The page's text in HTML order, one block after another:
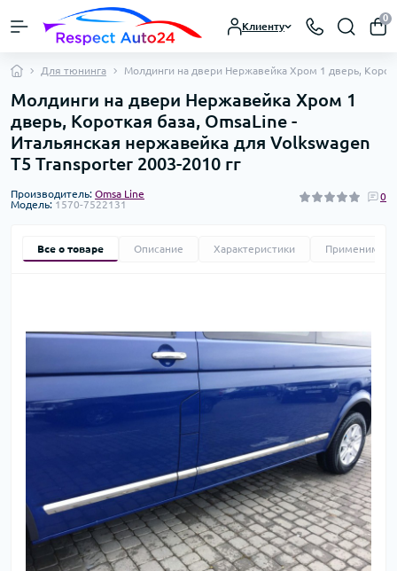
Клиенту
0
Для тюнинга Молдинги на двери Нержавейка Хром 1 дверь,
Молдинги на двери Нержавейка Хром 1
дверь, Короткая база, OmsaLine -
Итальянская нержавейка для Volkswagen
T5 Transporter 2003-2010 гг
Производитель: Omsa Line
Модель: 1570-7522131
0
Все о товаре Описание Характеристики